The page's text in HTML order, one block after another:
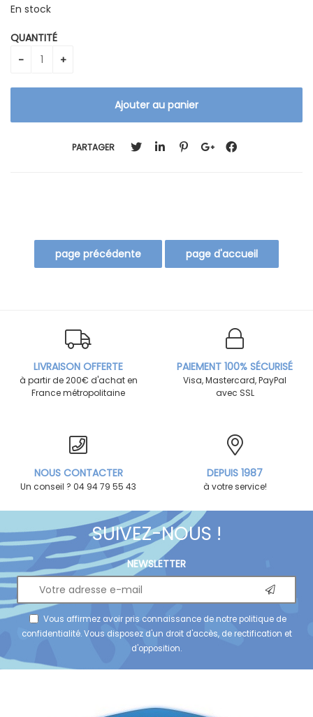
En stock
QUANTITÉ
PARTAGER
LIVRAISON OFFERTE
à partir de 200€ d'achat en
France métropolitaine
PAIEMENT 100% SÉCURISÉ
Visa, Mastercard, PayPal
avec SSL
NOUS CONTACTER
Un conseil ? 04 94 79 55 43
DEPUIS 1987
à votre service!
SUIVEZ-NOUS !
NEWSLETTER
Vous affirmez avoir pris connaissance de notre politique de
confidentialité. Vous disposez d'un droit d'accès, de rectification et
d'opposition.